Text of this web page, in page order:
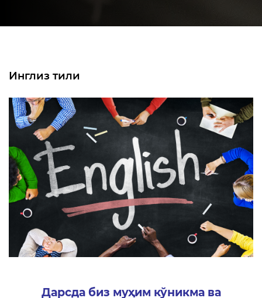
Инглиз тили
Дарсда биз муҳим кўникма ва